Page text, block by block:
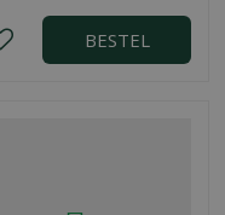
BESTEL